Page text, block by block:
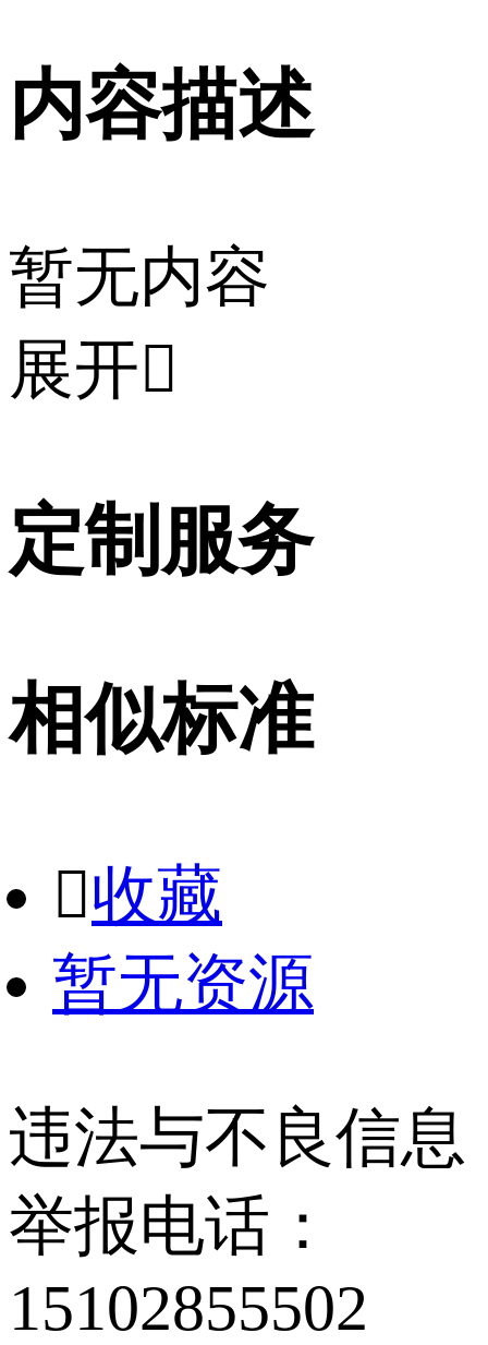
内容描述
暂无内容
展开
定制服务
相似标准
收藏
暂无资源
违法与不良信息
举报电话：
15102855502